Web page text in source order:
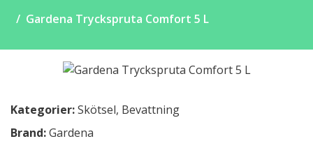
Gardena Tryckspruta Comfort 5 L
Kategorier:Skötsel, Bevattning
Brand:Gardena